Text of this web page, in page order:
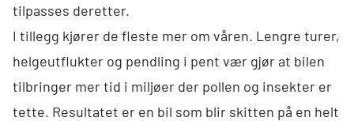
tilpasses deretter.
I tillegg kjører de fleste mer om våren. Lengre turer,
helgeutflukter og pendling i pent vær gjør at bilen
tilbringer mer tid i miljøer der pollen og insekter er
tette. Resultatet er en bil som blir skitten på en helt